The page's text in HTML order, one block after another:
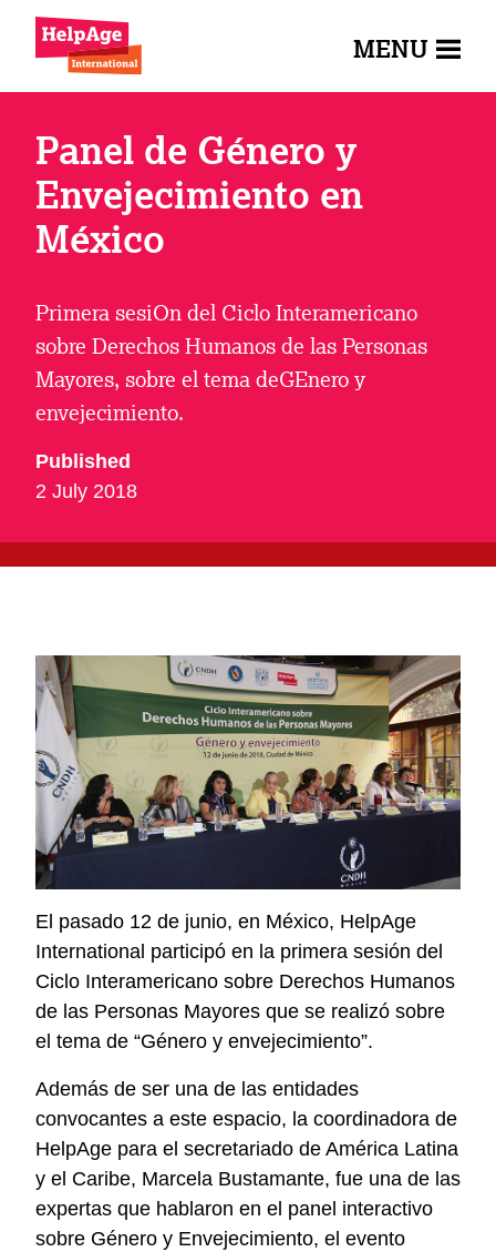
MENU
Panel de Género y
Envejecimiento en
México
Primera sesiOn del Ciclo Interamericano
sobre Derechos Humanos de las Personas
Mayores, sobre el tema deGEnero y
envejecimiento.
Published
2 July 2018
El pasado 12 de junio, en México, HelpAge
International participó en la primera sesión del
Ciclo Interamericano sobre Derechos Humanos
de las Personas Mayores que se realizó sobre
el tema de “Género y envejecimiento”.
Además de ser una de las entidades
convocantes a este espacio, la coordinadora de
HelpAge para el secretariado de América Latina
y el Caribe, Marcela Bustamante, fue una de las
expertas que hablaron en el panel interactivo
sobre Género y Envejecimiento, el evento